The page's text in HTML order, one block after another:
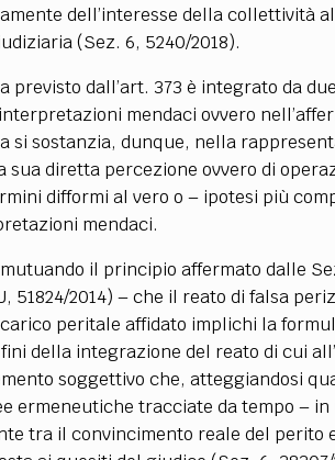
CODICI RUBRICHE
dell’interesse della collettività
(Sez. 6, 5240/2018).
previsto dall’art. 373 è integrato da
mendaci ovvero
si sostanzia, dunque, nella
sua diretta percezione ovvero di
difformi al vero o –ipotesi più
mendaci.
il principio affermato dalle
51824/2014) –che il reato di falsa
peritale affidato implichi la
della integrazione del reato di cui
soggettivo che, atteggiandosi
ermeneutiche tracciate da tempo –
tra il convincimento reale del perito